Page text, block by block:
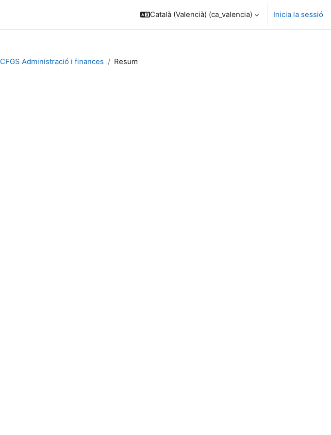
Català (Valencià) ‎(ca_valencia)‎ Inicia la sessió
CFGS Administració i finances Resum